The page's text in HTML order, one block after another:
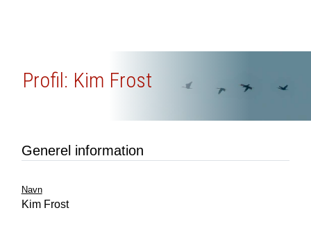
Profil: Kim Frost
Generel information
Navn
Kim Frost